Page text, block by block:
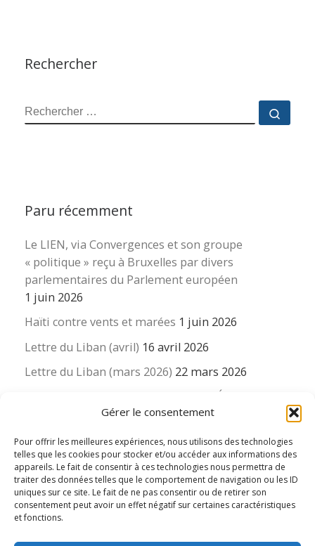
Gérer le consentement
Pour offrir les meilleures expériences, nous utilisons des technologies
telles que les cookies pour stocker et/ou accéder aux informations des
appareils. Le fait de consentir à ces technologies nous permettra de
traiter des données telles que le comportement de navigation ou les ID
uniques sur ce site. Le fait de ne pas consentir ou de retirer son
consentement peut avoir un effet négatif sur certaines caractéristiques
et fonctions.
Rechercher
RECHERCHER
Paru récemment
Le LIEN, via Convergences et son groupe
« politique » reçu à Bruxelles par divers
parlementaires du Parlement européen
1 juin 2026
Haïti contre vents et marées 1 juin 2026
Lettre du Liban (avril) 16 avril 2026
Lettre du Liban (mars 2026) 22 mars 2026
La revue « Educateur » décapitée ? L’Éducation
nouvelle et ses liens avec la revue du Syndicat
16 mars 2026